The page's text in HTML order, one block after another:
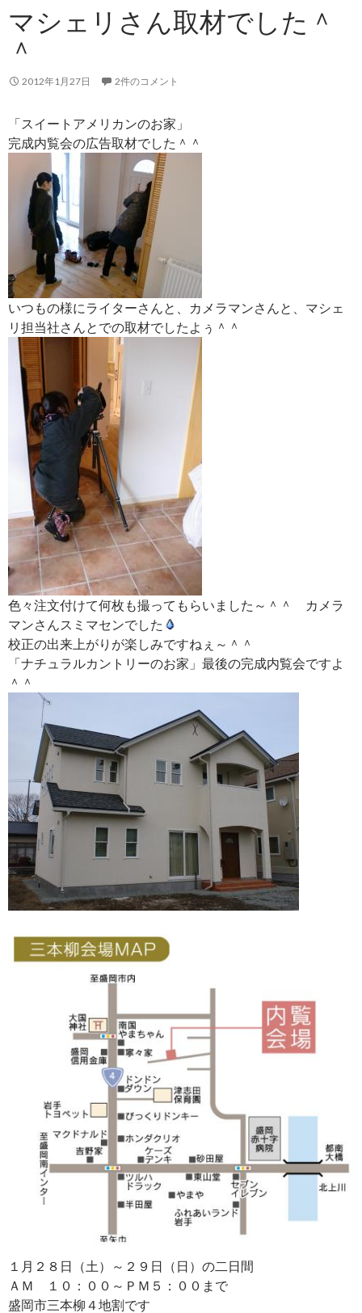
マシェリさん取材でした＾
＾
2012年1月27日 2件のコメント
「スイートアメリカンのお家」
完成内覧会の広告取材でした＾＾
いつもの様にライターさんと、カメラマンさんと、マシェ
リ担当社さんとでの取材でしたよぅ＾＾
色々注文付けて何枚も撮ってもらいました～＾＾ カメラ
マンさんスミマセンでした
校正の出来上がりが楽しみですねぇ～＾＾
「ナチュラルカントリーのお家」最後の完成内覧会ですよ
＾＾
１月２８日（土）～２９日（日）の二日間
ＡＭ １０：００～ＰＭ５：００まで
盛岡市三本柳４地割です